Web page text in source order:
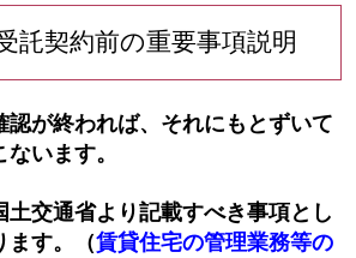
託契約前の重要事項説明
認が終われば、それにもとずいて
います。
土交通省より記載すべき事項とし
ます。（賃貸住宅の管理業務等の